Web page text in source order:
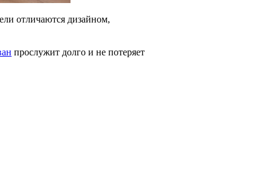
отличаются дизайном,
прослужит долго и не потеряет